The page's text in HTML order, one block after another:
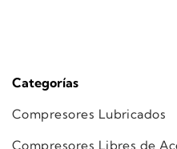
Categorías
Compresores Lubricados
Compresores Libres de